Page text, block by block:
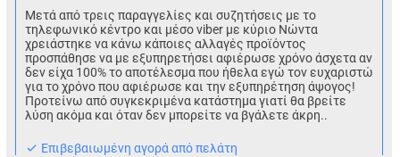
Μετά από τρεις παραγγελίες και συζητήσεις με το
τηλεφωνικό κέντρο και μέσο viber με κύριο Νώντα
χρειάστηκε να κάνω κάποιες αλλαγές προϊόντος
προσπάθησε να με εξυπηρετήσει αφιέρωσε χρόνο άσχετα αν
δεν είχα 100% το αποτέλεσμα που ήθελα εγώ τον ευχαριστώ
για το χρόνο που αφιέρωσε και την εξυπηρέτηση άψογος!
Προτείνω από συγκεκριμένα κατάστημα γιατί θα βρείτε
λύση ακόμα και όταν δεν μπορείτε να βγάλετε άκρη..
Eπιβεβαιωμένη αγορά από πελάτη